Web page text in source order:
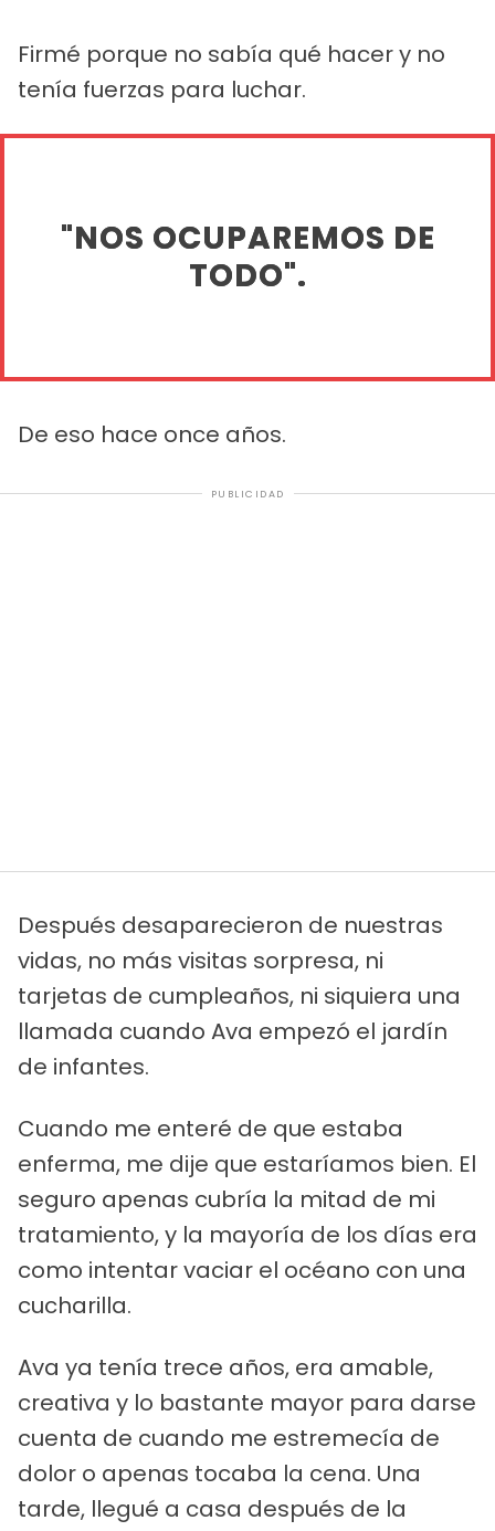
Firmé porque no sabía qué hacer y no
tenía fuerzas para luchar.
"NOS OCUPAREMOS DE
TODO".
De eso hace once años.
PUBLICIDAD
Después desaparecieron de nuestras
vidas, no más visitas sorpresa, ni
tarjetas de cumpleaños, ni siquiera una
llamada cuando Ava empezó el jardín
de infantes.
Cuando me enteré de que estaba
enferma, me dije que estaríamos bien. El
seguro apenas cubría la mitad de mi
tratamiento, y la mayoría de los días era
como intentar vaciar el océano con una
cucharilla.
Ava ya tenía trece años, era amable,
creativa y lo bastante mayor para darse
cuenta de cuando me estremecía de
dolor o apenas tocaba la cena. Una
tarde, llegué a casa después de la